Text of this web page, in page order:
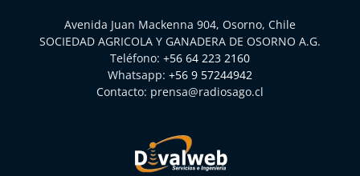
Avenida Juan Mackenna 904, Osorno, Chile
SOCIEDAD AGRICOLA Y GANADERA DE OSORNO A.G.
Teléfono: +56 64 223 2160
Whatsapp: +56 9 57244942
Contacto: prensa@radiosago.cl